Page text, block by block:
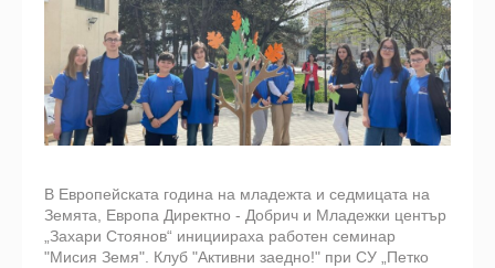
В Европейската година на младежта и седмицата на
Земята, Европа Директно - Добрич и Младежки център
„Захари Стоянов“ инициираха работен семинар
"Мисия Земя". Клуб "Активни заедно!" при СУ „Петко